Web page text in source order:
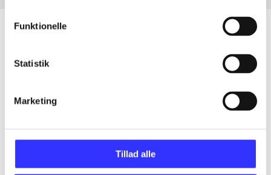
Funktionelle
Statistik
Marketing
Tillad alle
Artikler